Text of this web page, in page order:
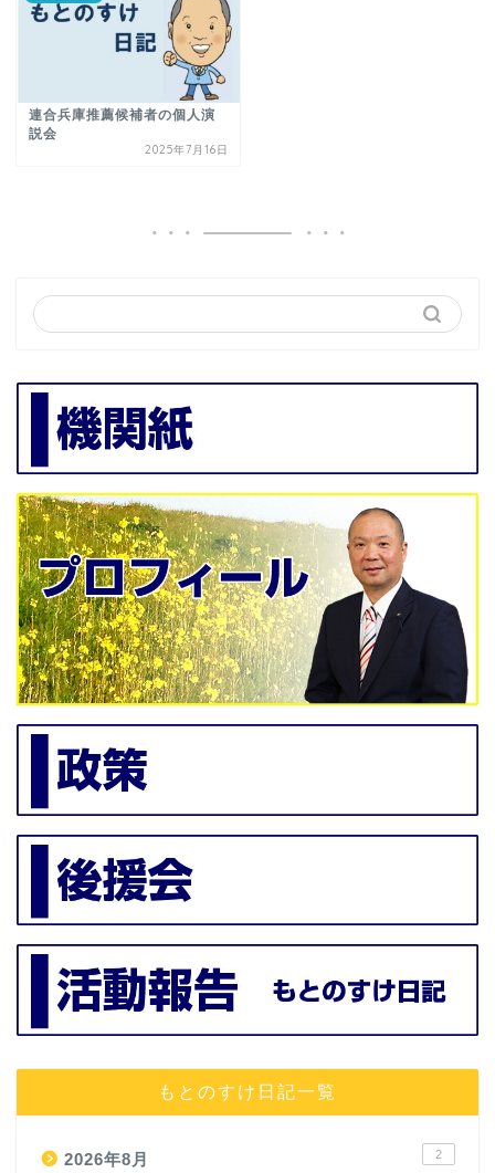
連合兵庫推薦候補者の個人演
説会
2025年7月16日
もとのすけ日記一覧
2026年8月 2